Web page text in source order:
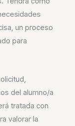
un proceso
para
del alumno/a
tratada con
valorar la